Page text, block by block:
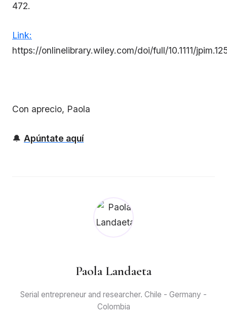
472.
Link:
https://onlinelibrary.wiley.com/doi/full/10.1111/
Con aprecio, Paola
🔔 Apúntate aquí
Paola Landaeta
Serial entrepreneur and researcher. Chile - Germany -
Colombia